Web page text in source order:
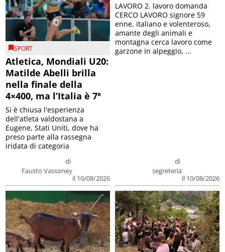
SPORT
Atletica, Mondiali U20:
Matilde Abelli brilla
nella finale della
4×400, ma l’Italia è 7ª
di
Fausto Vassoney
il 10/08/2026
Si è chiusa l'esperienza
dell'atleta valdostana a
Eugene, Stati Uniti, dove ha
preso parte alla rassegna
iridata di categoria
di
segreteria
il 10/08/2026
LAVORO 2. lavoro domanda
CERCO LAVORO signore 59
enne, italiano e volenteroso,
amante degli animali e
montagna cerca lavoro come
garzone in alpeggio, ...